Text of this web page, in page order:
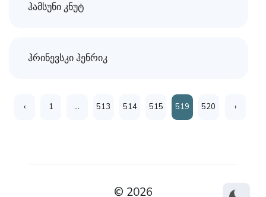
ჰამსუნი კნუტ
ჰრინევსკი ჰენრიკ
‹ 1 ... 513 514 515 519 520 ›
© 2026